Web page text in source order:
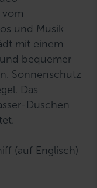
und Musik
mit einem
bequemer
Sonnenschutz
Das
Duschen
(auf Englisch)